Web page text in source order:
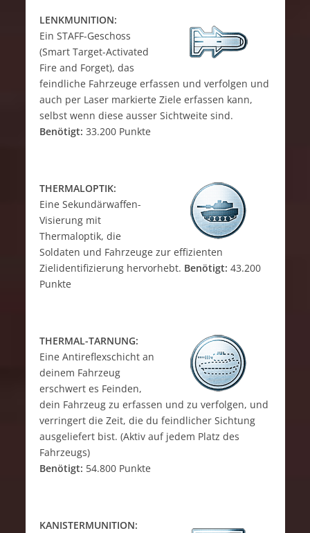
LENKMUNITION:
Ein STAFF-Geschoss
(Smart Target-Activated
Fire and Forget), das
feindliche Fahrzeuge erfassen und verfolgen und
auch per Laser markierte Ziele erfassen kann,
selbst wenn diese ausser Sichtweite sind.
Benötigt: 33.200 Punkte
THERMALOPTIK:
Eine Sekundärwaffen-
Visierung mit
Thermaloptik, die
Soldaten und Fahrzeuge zur effizienten
Zielidentifizierung hervorhebt. Benötigt: 43.200
Punkte
THERMAL-TARNUNG:
Eine Antireflexschicht an
deinem Fahrzeug
erschwert es Feinden,
dein Fahrzeug zu erfassen und zu verfolgen, und
verringert die Zeit, die du feindlicher Sichtung
ausgeliefert bist. (Aktiv auf jedem Platz des
Fahrzeugs)
Benötigt: 54.800 Punkte
KANISTERMUNITION: